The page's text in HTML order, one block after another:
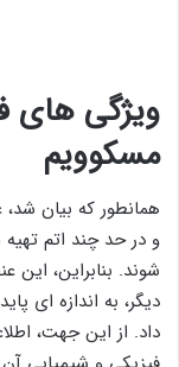
ویژگی های
مسکوویم
همانطور که بیان شد،
و در حد چند اتم
شوند. بنابراین،
دیگر، به اندازه ای
داد. از این جهت،